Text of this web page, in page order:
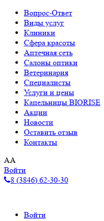
Вопрос-Ответ
Виды услуг
Клиники
Сфера красоты
Аптечная сеть
Салоны оптики
Ветеринария
Специалисты
Услуги и цены
Капельницы BIORISE
Акции
Новости
Оставить отзыв
Контакты
AA
Войти
8 (3846) 62-30-30
Войти